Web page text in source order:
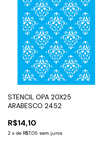
STENCIL OPA 20X25
ARABESCO 2452
R$14,10
2 x de R$7,05 sem juros